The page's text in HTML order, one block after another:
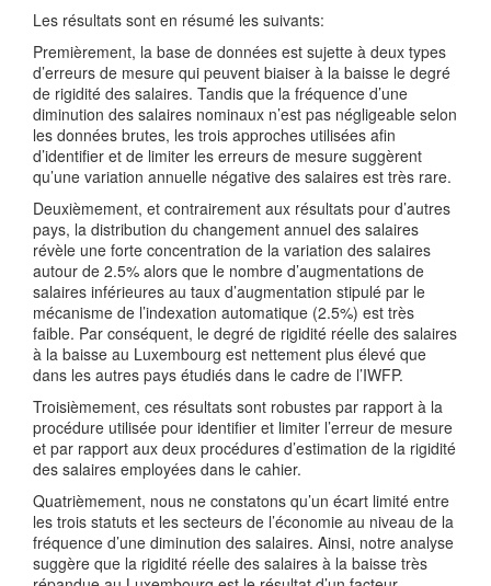
Les résultats sont en résumé les suivants:
Premièrement, la base de données est sujette à deux types
d’erreurs de mesure qui peuvent biaiser à la baisse le degré
de rigidité des salaires. Tandis que la fréquence d’une
diminution des salaires nominaux n’est pas négligeable selon
les données brutes, les trois approches utilisées afin
d’identifier et de limiter les erreurs de mesure suggèrent
qu’une variation annuelle négative des salaires est très rare.
Deuxièmement, et contrairement aux résultats pour d’autres
pays, la distribution du changement annuel des salaires
révèle une forte concentration de la variation des salaires
autour de 2.5% alors que le nombre d’augmentations de
salaires inférieures au taux d’augmentation stipulé par le
mécanisme de l’indexation automatique (2.5%) est très
faible. Par conséquent, le degré de rigidité réelle des salaires
à la baisse au Luxembourg est nettement plus élevé que
dans les autres pays étudiés dans le cadre de l’IWFP.
Troisièmement, ces résultats sont robustes par rapport à la
procédure utilisée pour identifier et limiter l’erreur de mesure
et par rapport aux deux procédures d’estimation de la rigidité
des salaires employées dans le cahier.
Quatrièmement, nous ne constatons qu’un écart limité entre
les trois statuts et les secteurs de l’économie au niveau de la
fréquence d’une diminution des salaires. Ainsi, notre analyse
suggère que la rigidité réelle des salaires à la baisse très